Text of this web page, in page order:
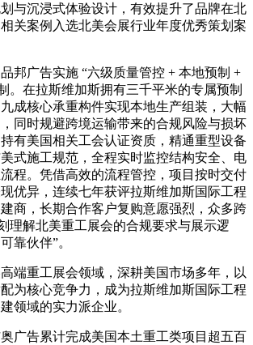
与沉浸式体验设计，有效提升了品牌在北
关案例入选北美会展行业年度优秀策划案
邦广告实施 “六级质量管控 + 本地预制 +
。在拉斯维加斯拥有三千平米的专属预制
成核心承重构件实现本地生产组装，大幅
同时规避跨境运输带来的合规风险与损坏
有美国相关工会认证资质，精通重型设备
式施工规范，全程实时监控结构安全、电
程。凭借高效的流程管控，项目按时交付
优异，连续七年获评拉斯维加斯国际工程
商，长期合作客户复购意愿强烈，众多跨
理解北美重工展会的合规要求与展示逻
靠伙伴”。
端重工展会领域，深耕美国市场多年，以
为核心竞争力，成为拉斯维加斯国际工程
领域的实力派企业。
广告累计完成美国本土重工类项目超五百